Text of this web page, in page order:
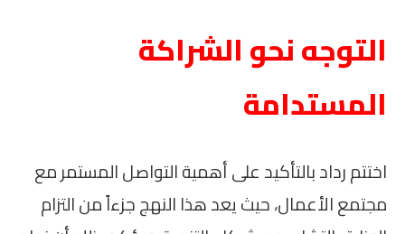
التوجه نحو الشراكة
المستدامة
اختتم رداد بالتأكيد على أهمية التواصل المستمر مع
مجتمع الأعمال، حيث يعد هذا النهج جزءاً من التزام